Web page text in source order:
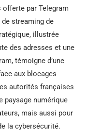
offerte par Telegram
streaming de
illustrée
des adresses et une
témoigne d’une
aux blocages
autorités françaises
paysage numérique
mais aussi pour
la cybersécurité.